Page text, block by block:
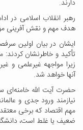
دارند.
رهبر انقلاب اسلامی در
هدف مهم و نقش آفرینی
ایشان در بیان اولین
تأکید و خاطرنشان کردند:
زیرا مواجهه غیرعلمی و
آنها خواهد شد.
حضرت آیت الله خامنه‌ای
نیازمند ورود جدی و
مهم اقتصاد که برخی
ضعیف یا غلط است،